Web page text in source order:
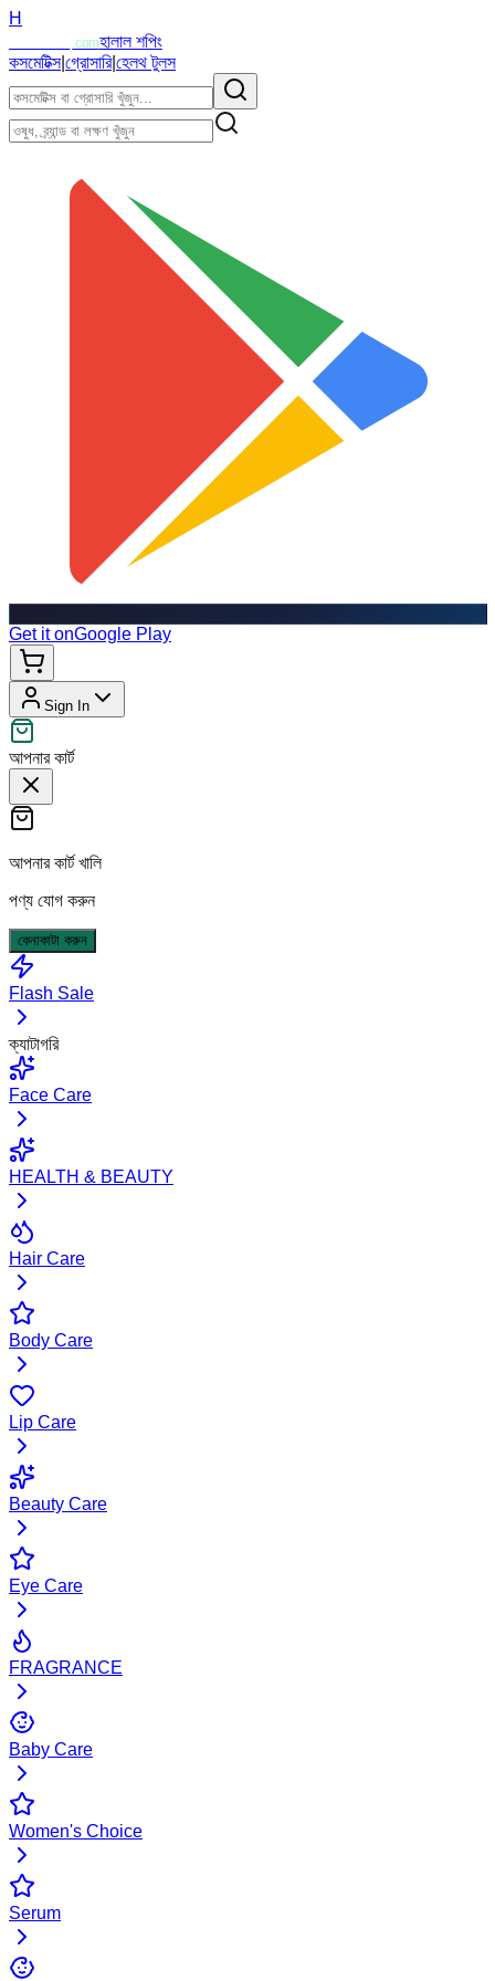
H
.comহালাল শপিং
কসমেটিক্স|গ্রোসারি|হেলথ টুলস
Get it onGoogle Play
Sign In
আপনার কার্ট
আপনার কার্ট খালি
পণ্য যোগ করুন
কেনাকাটা করুন
Flash Sale
ক্যাটাগরি
Face Care
HEALTH & BEAUTY
Hair Care
Body Care
Lip Care
Beauty Care
Eye Care
FRAGRANCE
Baby Care
Women's Choice
Serum